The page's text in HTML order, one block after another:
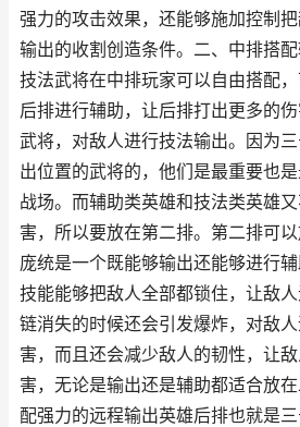
强力的攻击效果，还能够施加控制
输出的收割创造条件。二、中排搭
技法武将在中排玩家可以自由搭配
后排进行辅助，让后排打出更多的
武将，对敌人进行技法输出。因为
出位置的武将的，他们是最重要也
战场。而辅助类英雄和技法类英雄
害，所以要放在第二排。第二排可以
庞统是一个既能够输出还能够进行
技能能够把敌人全部都锁住，让敌
链消失的时候还会引发爆炸，对敌
害，而且还会减少敌人的韧性，让
害，无论是输出还是辅助都适合放
配强力的远程输出英雄后排也就是